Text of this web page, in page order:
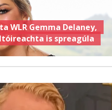
WLR Gemma Delaney,
is spreagúla